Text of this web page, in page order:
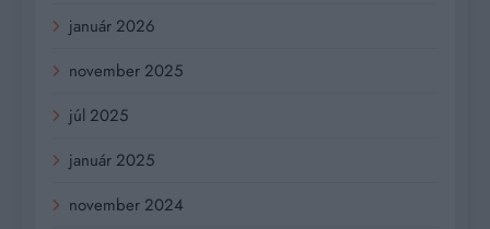
január 2026
november 2025
júl 2025
január 2025
november 2024